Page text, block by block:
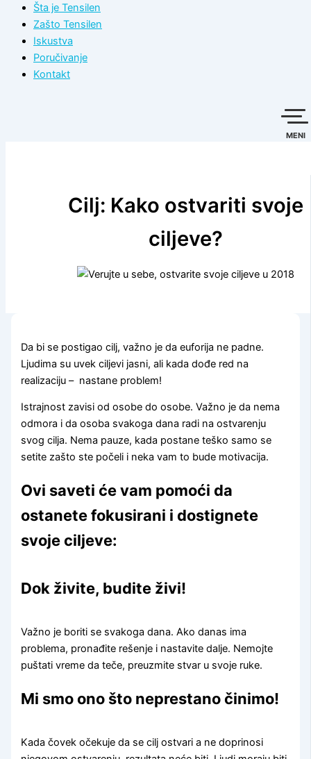
Šta je Tensilen
Zašto Tensilen
Iskustva
Poručivanje
Kontakt
MENI
Cilj: Kako ostvariti svoje
ciljeve?
Da bi se postigao cilj, važno je da euforija ne padne.
Ljudima su uvek ciljevi jasni, ali kada dođe red na
realizaciju – nastane problem!
Istrajnost zavisi od osobe do osobe. Važno je da nema
odmora i da osoba svakoga dana radi na ostvarenju
svog cilja. Nema pauze, kada postane teško samo se
setite zašto ste počeli i neka vam to bude motivacija.
Ovi saveti će vam pomoći da
ostanete fokusirani i dostignete
svoje ciljeve:
Dok živite, budite živi!
Važno je boriti se svakoga dana. Ako danas ima
problema, pronađite rešenje i nastavite dalje. Nemojte
puštati vreme da teče, preuzmite stvar u svoje ruke.
Mi smo ono što neprestano činimo!
Kada čovek očekuje da se cilj ostvari a ne doprinosi